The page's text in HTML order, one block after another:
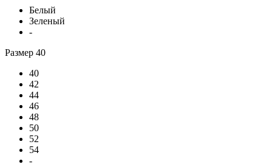
Белый
Зеленый
-
Размер 40
40
42
44
46
48
50
52
54
-